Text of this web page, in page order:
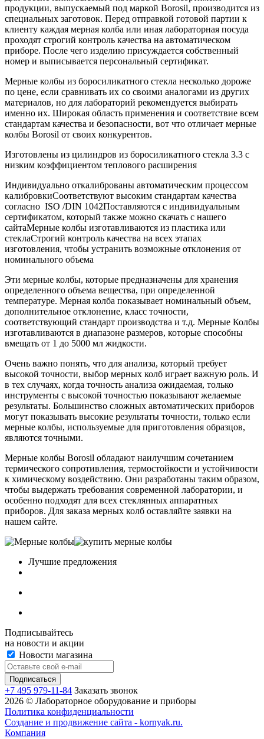
продукции, выпускаемый под маркой Borosil, производится из
специальных заготовок. Перед отправкой готовой партии к
клиенту каждая мерная колба или иная лабораторная посуда
проходят строгий контроль качества на автоматическом
приборе. После чего изделию присуждается собственный
номер и выписывается персональный сертификат.
Мерные колбы из боросиликатного стекла несколько дороже
по цене, если сравнивать их со своими аналогами из других
материалов, но для лабораторий рекомендуется выбирать
именно их. Широкая область применения и соответствие всем
стандартам качества и безопасности, вот что отличает мерные
колбы Borosil от своих конкурентов.
Изготовлены из цилиндров из боросиликатного стекла 3.3 с
низким коэффициентом теплового расширения
Индивидуально откалиброваны автоматическим процессом
калибровкиСоответствуют высоким стандартам качества
согласно ISO /DIN 1042Поставляются с индивидуальным
сертификатом, который также можно скачать с нашего
сайтаМерные колбы изготавливаются из пластика или
стеклаСтрогий контроль качества на всех этапах
изготовления, чтобы устранить возможные отклонения от
номинального объема
Эти мерные колбы, которые предназначены для хранения
определенного объема вещества, при определенной
температуре. Мерная колба показывает номинальный объем,
дополнительное отклонение, класс точности,
соответствующий стандарт производства и т.д. Мерные Колбы
изготавливаются в диапазоне размеров, которые способны
вмещать от 1 до 5000 мл жидкости.
Очень важно понять, что для анализа, который требует
высокой точности, выбор мерных колб играет важную роль. И
в тех случаях, когда точность анализа ожидаемая, только
инструменты с высокой точностью показывают желаемые
результаты. Большинство сложных автоматических приборов
могут показывать высокие результаты точности, только если
мерные колбы, используемые для приготовления образцов,
являются точными.
Мерные колбы Borosil обладают наилучшим сочетанием
термического сопротивления, термостойкости и устойчивости
к химическому воздействию. Они разработаны таким образом,
чтобы выдержать требования современной лаборатории, и
особенно подходят для всех стеклянных аппаратных
приборов. Для заказа мерных колб оставляйте заявки на
нашем сайте.
Лучшие предложения
Подписывайтесь
на новости и акции
Новости магазина
+7 495 979-11-84 Заказать звонок
2026 © Лабораторное оборудование и приборы
Политика конфиденциальности
Создание и продвижение сайта - kornyak.ru.
Компания